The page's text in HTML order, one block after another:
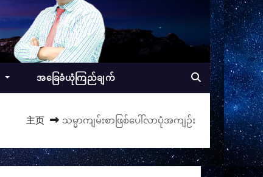
အခြေခံယုံကြည်ချက်
主页 သမ္မာကျမ်းစာဖြစ်ပေါ်လာပုံအကျဉ်း